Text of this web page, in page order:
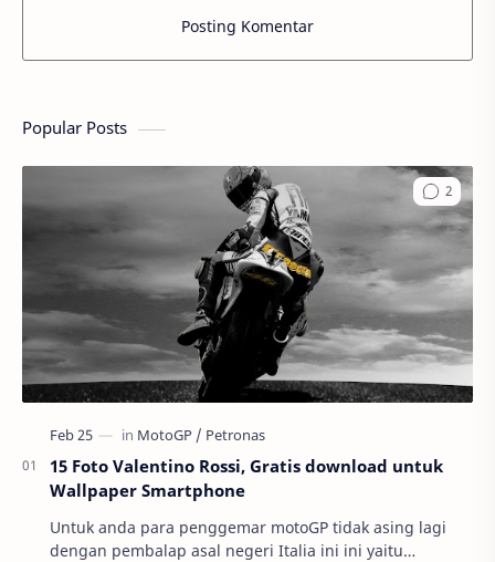
Posting Komentar
Popular Posts
15 Foto Valentino Rossi, Gratis download untuk
Wallpaper Smartphone
Untuk anda para penggemar motoGP tidak asing lagi
dengan pembalap asal negeri Italia ini ini yaitu